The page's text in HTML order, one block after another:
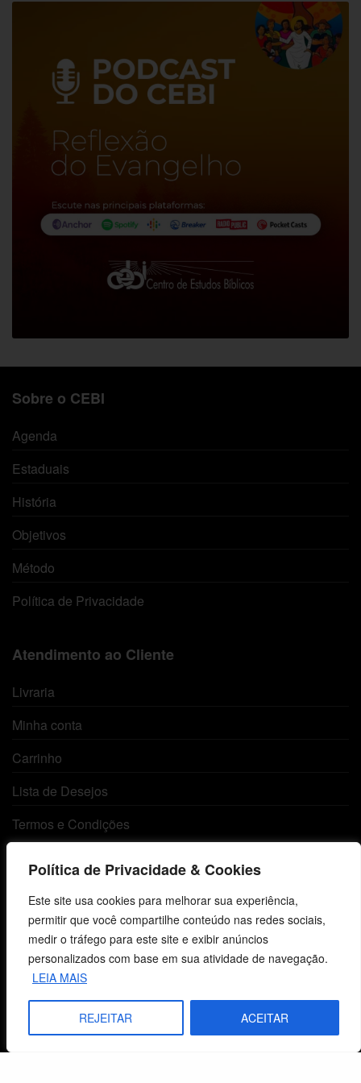
Política de Privacidade & Cookies
Este site usa cookies para melhorar sua experiência,
permitir que você compartilhe conteúdo nas redes sociais,
medir o tráfego para este site e exibir anúncios
personalizados com base em sua atividade de navegação.
LEIA MAIS
REJEITAR ACEITAR
Sobre o CEBI
Agenda
Estaduais
História
Objetivos
Método
Política de Privacidade
Atendimento ao Cliente
Livraria
Minha conta
Carrinho
Lista de Desejos
Termos e Condições
Centro de Estudos Bíblicos
CNPJ: 29.832.607/0001-10
São Leopoldo, RS, Brasil
E-mails